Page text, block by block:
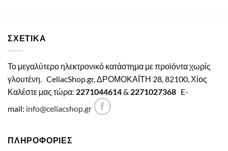
ΣΧΕΤΙΚΑ
Το μεγαλύτερο ηλεκτρονικό κατάστημα με προϊόντα χωρίς
γλουτένη. CeliacShop.gr, ΔΡΟΜΟΚΑΪΤΗ 28, 82100, Χίος
Καλέστε μας τώρα: 2271044614& 2271027368 E-
mail: info@celiacshop.gr
ΠΛΗΡΟΦΟΡΙΕΣ